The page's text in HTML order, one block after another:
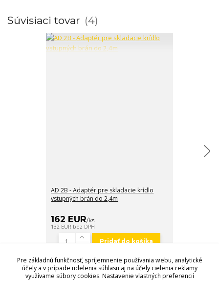
Súvisiaci tovar 4
AD 2B - Adaptér pre skladacie krídlo
vstupných brán do 2,4m
162 EUR/ks
132 EUR bez DPH
Pridať do košíka
Pre základnú funkčnosť, spríjemnenie používania webu, analytické
účely a v prípade udelenia súhlasu aj na účely cielenia reklamy
využívame súbory cookies. Nastavenie vlastných preferencií